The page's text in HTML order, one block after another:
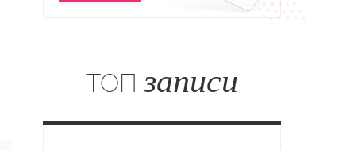
ТОП записи